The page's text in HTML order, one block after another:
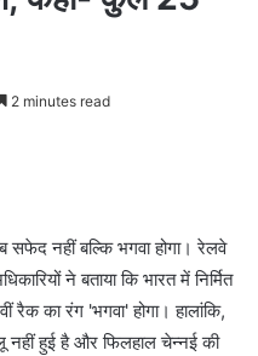
2 minutes read
सफेद नहीं बल्कि भगवा होगा। रेलवे
ने बताया कि भारत में निर्मित
रैक का रंग 'भगवा' होगा। हालांकि,
हुई है और फिलहाल चेन्नई की